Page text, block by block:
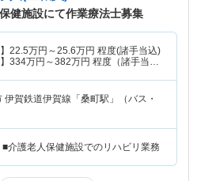
健施設にて作業療法士募集
22.5万円～25.6万円 程度(諸手当込)
334万円～382万円 程度（諸手当・
伊賀鉄道伊賀線「桑町駅」（バス・
■介護老人保健施設でのリハビリ業務